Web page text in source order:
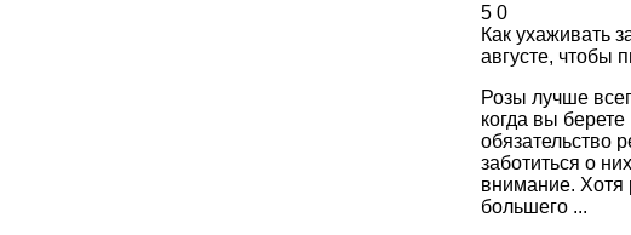
5 0
Как ухаживать
августе, чтобы
Розы лучше
когда вы берете
обязательство
заботиться о
внимание. Хотя
большего ...